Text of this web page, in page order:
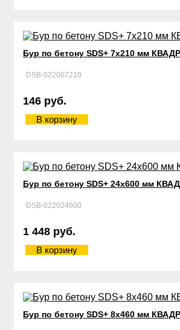
Бур по бетону SDS+ 7х210 мм
DSB-022007210
146 руб.
В корзину
Бур по бетону SDS+ 24х600 мм
DSB-022024600
1 448 руб.
В корзину
Бур по бетону SDS+ 8х460 мм